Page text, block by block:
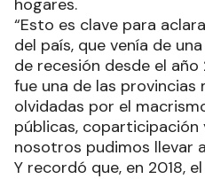
hogares.
“Esto es clave para
del país, que venía de
de recesión desde el año
fue una de las provincias
olvidadas por el
públicas,
nosotros pudimos llevar
Y recordó que, en 2018,